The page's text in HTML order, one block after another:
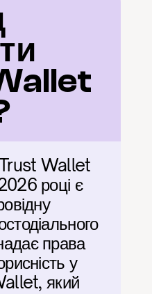
Trust Wallet
році є
права
у
який